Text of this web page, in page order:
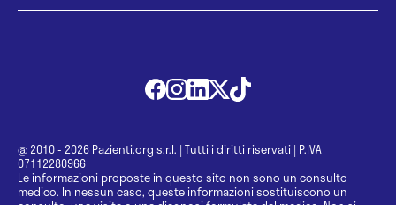
@ 2010 - 2026 Pazienti.org s.r.l. | Tutti i diritti riservati | P.IVA
07112280966
Le informazioni proposte in questo sito non sono un consulto
medico. In nessun caso, queste informazioni sostituiscono un